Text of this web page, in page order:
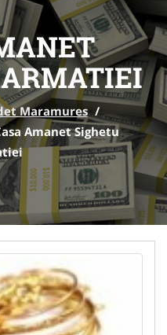
Maramures /
Amanet Sighetu